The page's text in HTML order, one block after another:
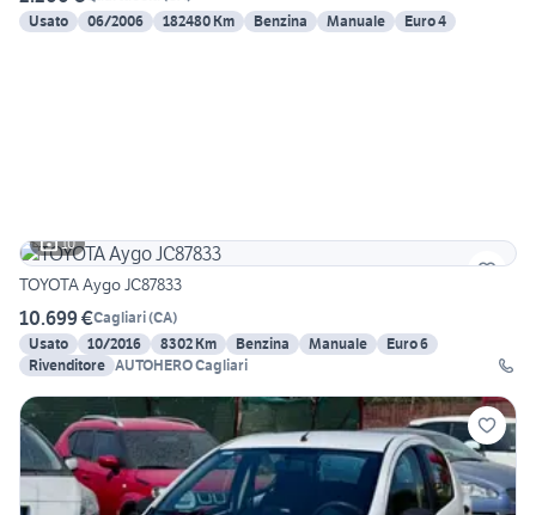
Usato
06/2006 182480 Km Benzina Manuale Euro 4
10
TOYOTA Aygo JC87833
10.699 €Cagliari(CA)
Usato
10/2016 8302 Km Benzina Manuale
Euro 6
Rivenditore AUTOHERO Cagliari